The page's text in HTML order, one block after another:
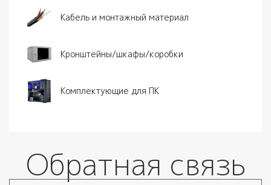
Кабель и монтажный материал
Кронштейны/шкафы/коробки
Комплектующие для ПК
Обратная связь